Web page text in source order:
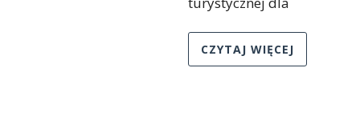
CZYTAJ WIĘCEJ